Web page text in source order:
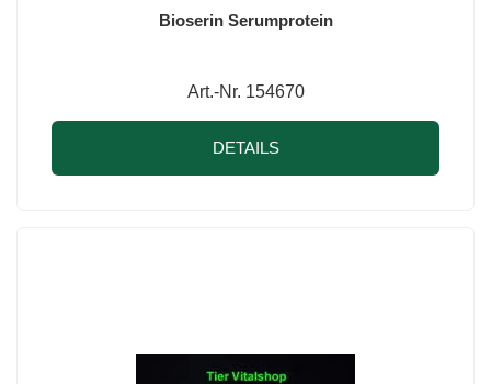
Bioserin Serumprotein
Art.-Nr. 154670
DETAILS